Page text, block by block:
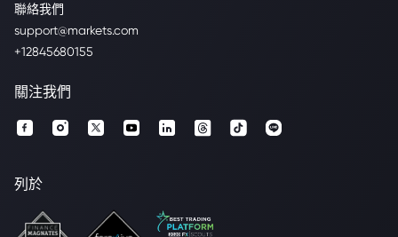
聯絡我們
support@markets.com
+12845680155
關注我們
列於